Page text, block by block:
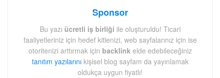
Sponsor
Bu yazı ücretli iş birliği ile oluşturuldu! Ticari
faaliyetleriniz için hedef kitlenizi, web sayfalarınız için ise
otoritenizi arttırmak için backlinkelde edebileceğiniz
tanıtım yazılarınıkişisel blog sayfam da yayınlamak
oldukça uygun fiyatlı!